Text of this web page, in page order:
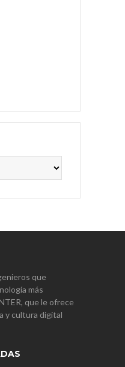
que
más
que le ofrece
y cultura digital